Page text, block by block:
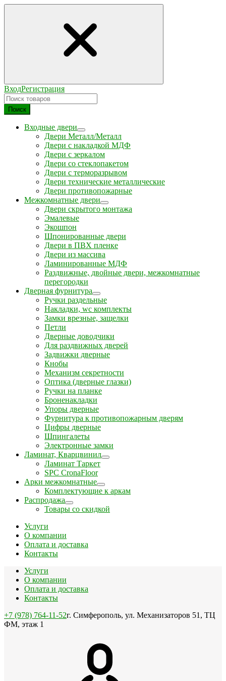
ВходРегистрация
Поиск
Входные двери
Двери Металл/Металл
Двери с накладкой МДФ
Двери с зеркалом
Двери со стеклопакетом
Двери с терморазрывом
Двери технические металлические
Двери противопожарные
Межкомнатные двери
Двери скрытого монтажа
Эмалевые
Экошпон
Шпонированные двери
Двери в ПВХ пленке
Двери из массива
Ламинированные МДФ
Раздвижные, двойные двери, межкомнатные
перегородки
Дверная фурнитура
Ручки раздельные
Накладки, wc комплекты
Замки врезные, защелки
Петли
Дверные доводчики
Для раздвижных дверей
Задвижки дверные
Кнобы
Механизм секретности
Оптика (дверные глазки)
Ручки на планке
Броненакладки
Упоры дверные
Фурнитура к противопожарным дверям
Цифры дверные
Шпингалеты
Электронные замки
Ламинат, Кварцвинил
Ламинат Таркет
SPC CronaFloor
Арки межкомнатные
Комплектующие к аркам
Распродажа
Товары со скидкой
Услуги
О компании
Оплата и доставка
Контакты
Услуги
О компании
Оплата и доставка
Контакты
+7 (978) 764-11-52г. Симферополь, ул. Механизаторов 51, ТЦ
ФМ, этаж 1